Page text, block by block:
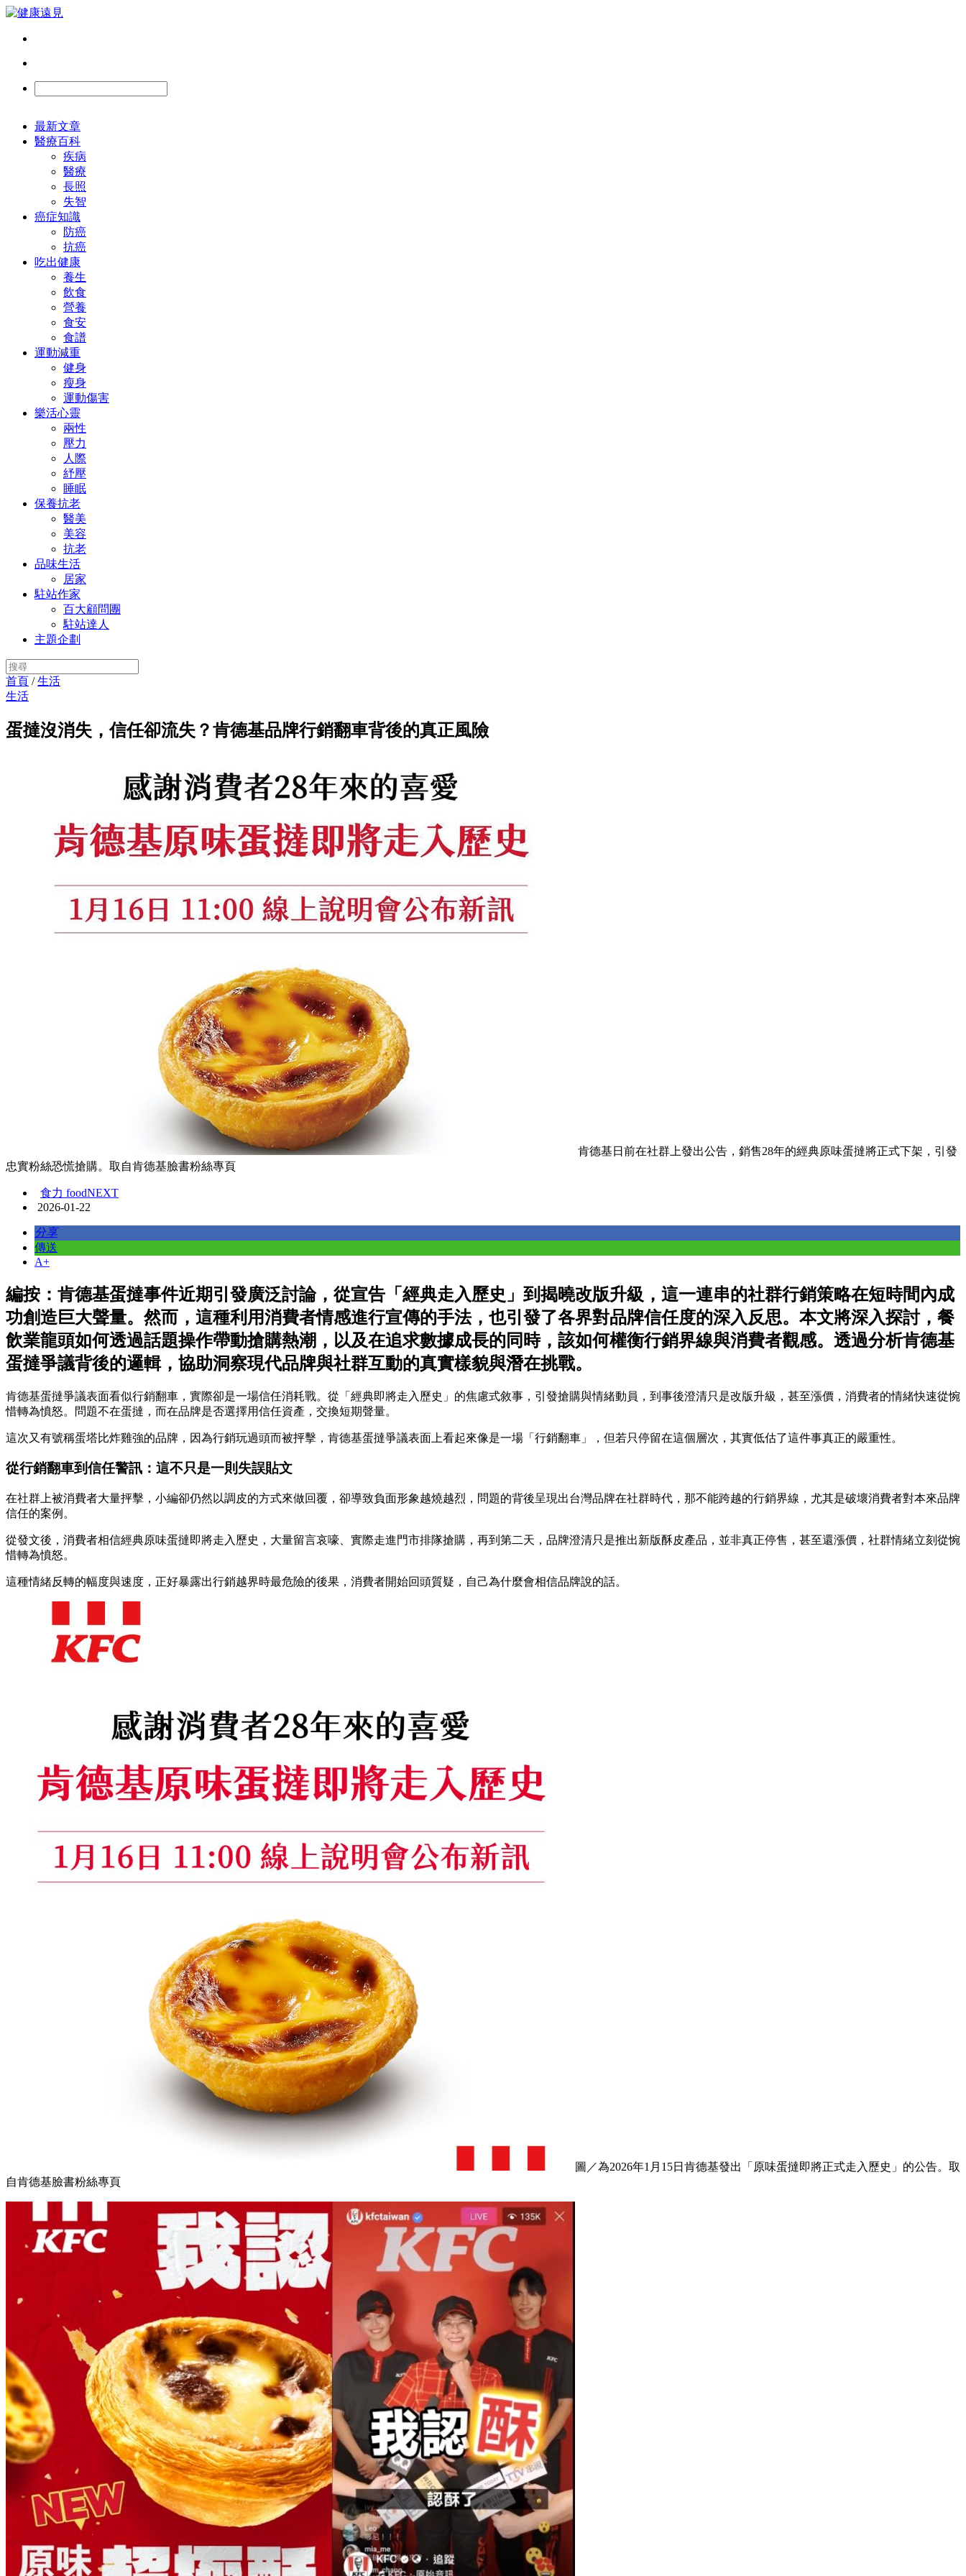
最新文章
醫療百科
疾病
醫療
長照
失智
癌症知識
防癌
抗癌
吃出健康
養生
飲食
營養
食安
食譜
運動減重
健身
瘦身
運動傷害
樂活心靈
兩性
壓力
人際
紓壓
睡眠
保養抗老
醫美
美容
抗老
品味生活
居家
駐站作家
百大顧問團
駐站達人
主題企劃
首頁 /生活
生活
蛋撻沒消失，信任卻流失？肯德基品牌行銷翻車背後的真正風險
肯德基日前在社群上發出公告，銷售28年的經典原味蛋撻將正式下架，引發
忠實粉絲恐慌搶購。取自肯德基臉書粉絲專頁
食力 foodNEXT
2026-01-22
分享
傳送
A+
編按：肯德基蛋撻事件近期引發廣泛討論，從宣告「經典走入歷史」到揭曉改版升級，這一連串的社群行銷策略在短時間內成
功創造巨大聲量。然而，這種利用消費者情感進行宣傳的手法，也引發了各界對品牌信任度的深入反思。本文將深入探討，餐
飲業龍頭如何透過話題操作帶動搶購熱潮，以及在追求數據成長的同時，該如何權衡行銷界線與消費者觀感。透過分析肯德基
蛋撻爭議背後的邏輯，協助洞察現代品牌與社群互動的真實樣貌與潛在挑戰。
肯德基蛋撻爭議表面看似行銷翻車，實際卻是一場信任消耗戰。從「經典即將走入歷史」的焦慮式敘事，引發搶購與情緒動員，到事後澄清只是改版升級，甚至漲價，消費者的情緒快速從惋
惜轉為憤怒。問題不在蛋撻，而在品牌是否選擇用信任資產，交換短期聲量。
這次又有號稱蛋塔比炸雞強的品牌，因為行銷玩過頭而被抨擊，肯德基蛋撻爭議表面上看起來像是一場「行銷翻車」，但若只停留在這個層次，其實低估了這件事真正的嚴重性。
從行銷翻車到信任警訊：這不只是一則失誤貼文
在社群上被消費者大量抨擊，小編卻仍然以調皮的方式來做回覆，卻導致負面形象越燒越烈，問題的背後呈現出台灣品牌在社群時代，那不能跨越的行銷界線，尤其是破壞消費者對本來品牌
信任的案例。
從發文後，消費者相信經典原味蛋撻即將走入歷史，大量留言哀嚎、實際走進門市排隊搶購，再到第二天，品牌澄清只是推出新版酥皮產品，並非真正停售，甚至還漲價，社群情緒立刻從惋
惜轉為憤怒。
這種情緒反轉的幅度與速度，正好暴露出行銷越界時最危險的後果，消費者開始回頭質疑，自己為什麼會相信品牌說的話。
圖／為2026年1月15日肯德基發出「原味蛋撻即將正式走入歷史」的公告。取
自肯德基臉書粉絲專頁